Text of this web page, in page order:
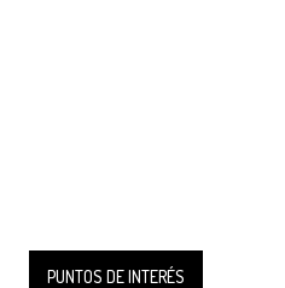
PUNTOS DE INTERÉS